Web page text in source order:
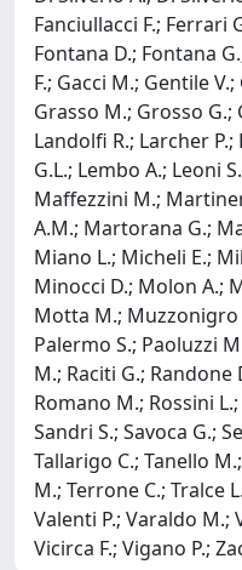
Fanciullacci F.; Ferrari
Fontana D.; Fontana
F.; Gacci M.; Gentile
Grasso M.; Grosso G.;
Landolfi R.; Larcher
G.L.; Lembo A.; Leoni
Maffezzini M.;
A.M.; Martorana G.;
Miano L.; Micheli E.;
Minocci D.; Molon A.;
Motta M.; Muzzonigro
Palermo S.; Paoluzzi
M.; Raciti G.; Randone
Romano M.; Rossini
Sandri S.; Savoca G.;
Tallarigo C.; Tanello
M.; Terrone C.; Tralce
Valenti P.; Varaldo M.;
Vicirca F.; Vigano P.;